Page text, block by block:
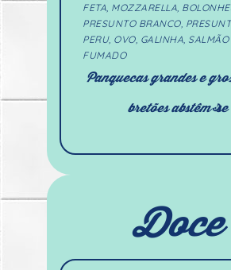
FETA, MOZZARELLA,
PRESUNTO BRANCO,
PERU, OVO, GALINHA, SALMÃO
FUMADO
Panquecas grandes e
bretões abstêm-se
Doce